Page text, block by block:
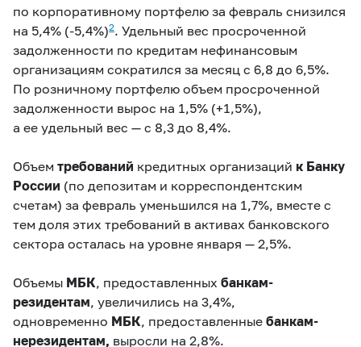
по корпоративному портфелю за февраль снизился
на 5,4% (-5,4%)2. Удельный вес просроченной
задолженности по кредитам нефинансовым
организациям сократился за месяц с 6,8 до 6,5%.
По розничному портфелю объем просроченной
задолженности вырос на 1,5% (+1,5%),
а ее удельный вес — с 8,3 до 8,4%.
Объем требований кредитных организаций к Банку
России (по депозитам и корреспондентским
счетам) за февраль уменьшился на 1,7%, вместе с
тем доля этих требований в активах банковского
сектора осталась на уровне января — 2,5%.
Объемы МБК , предоставленных банкам-
резидентам , увеличились на 3,4%,
одновременно МБК , предоставленные банкам-
нерезидентам, выросли на 2,8%.